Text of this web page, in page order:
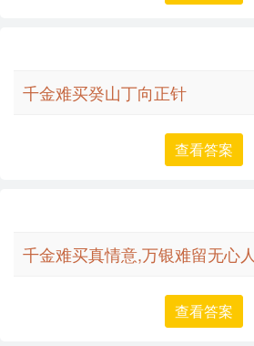
千金难买癸山丁向正针
查看答案
千金难买真情意,万银难留无心人
查看答案